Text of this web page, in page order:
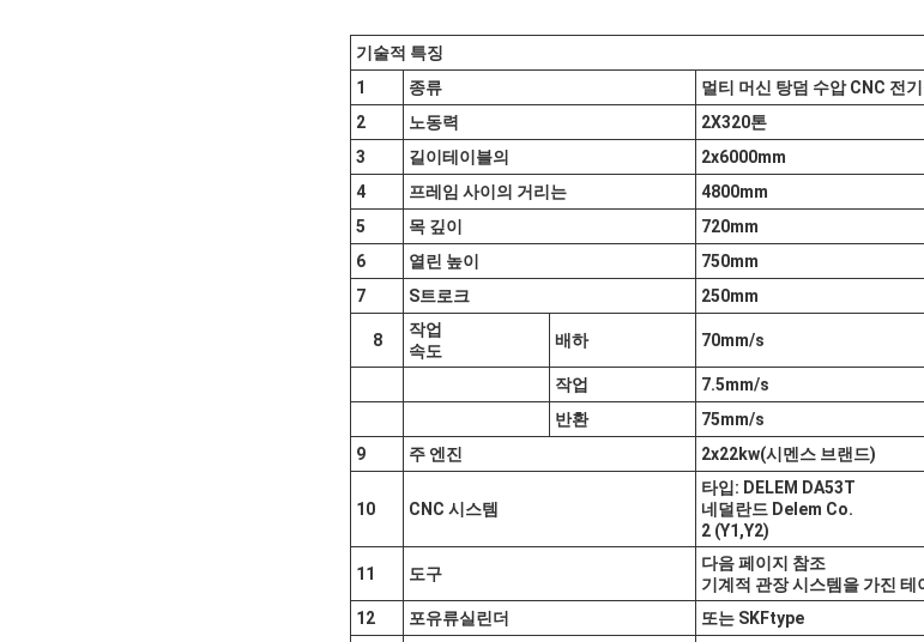
기술적 특징
1
종류
멀티 머신 탕덤 수압 CNC 전
2
노동력
2X320톤
3
길이 테이블의
2x6000mm
4
프레임 사이의 거리는
4800mm
5
목 깊이
720mm
6
열린 높이
750mm
7
S트로크 250mm
8
작업
속도
배하 70mm/s
작업
7.5mm/s
반환
75mm/s
9
주 엔진 2x22kw(시멘스 브랜드)
10 CNC 시스템
타입: DELEM DA53T
네덜란드 Delem Co.
2 (Y1,Y2)
11 도구
다음 페이지 참조
기계적 관장 시스템을 가진 테
12
포유류실린더 또는 SKFtype